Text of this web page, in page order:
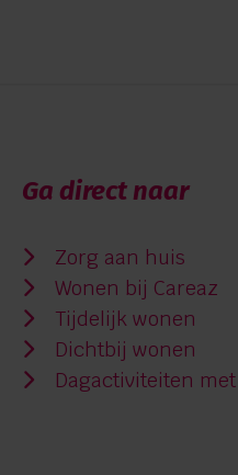
Ga direct naar
Zorg aan huis
Wonen bij Careaz
Tijdelijk wonen
Dichtbij wonen
Dagactiviteiten